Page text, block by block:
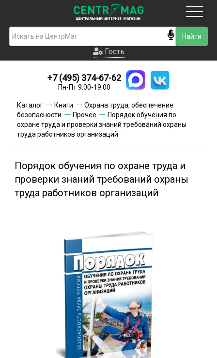
Гость
Новинки
Условия доставки
Условия оплаты
Акции и скидки
Гость
+7 (495) 374-67-62
Пн-Пт 9:00-19:00
Каталог Книги
Охрана труда, обеспечение
безопасности
Прочее
Порядок обучения по
охране труда и проверки знаний требований охраны
труда работников организаций
Порядок обучения по охране труда и
проверки знаний требований охраны
труда работников организаций